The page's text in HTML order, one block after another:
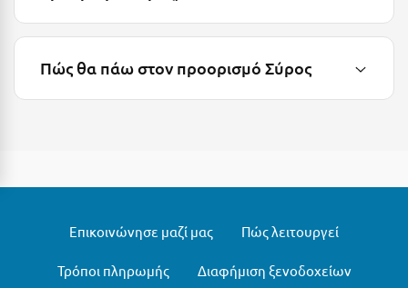
Λουτρά Πόζαρ
Λούτσα
Πώς θα πάω στον προορισμό Σύρος
Επικοινώνησε μαζί μας Πώς λειτουργεί
Τρόποι πληρωμής Διαφήμιση ξενοδοχείων